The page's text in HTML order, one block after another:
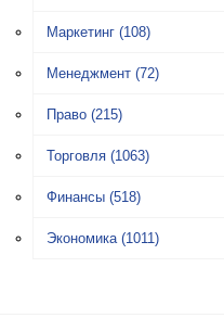
Маркетинг (108)
Менеджмент (72)
Право (215)
Торговля (1063)
Финансы (518)
Экономика (1011)